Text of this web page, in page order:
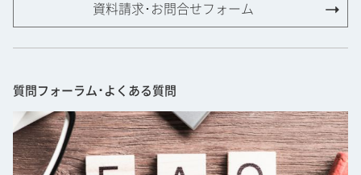
資料請求･お問合せフォーム
質問フォーラム･よくある質問